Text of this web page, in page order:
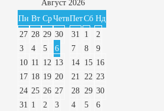
Август 2026
Пн Вт СрЧетвПетСб Нд
27 28 29 30 31 1
2
3
4 5 6 7 8
9
10 11 12 13 14 15 16
17 18 19 20 21 22 23
24 25 26 27 28 29 30
31 1 2 3 4 5 6